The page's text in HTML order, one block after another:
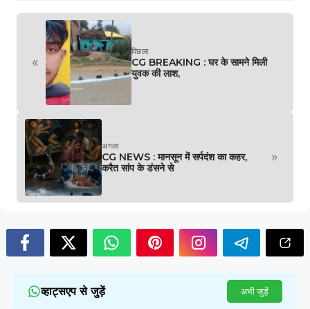
«
पिछला
CG BREAKING : घर के सामने मिली
युवक की लाश,
अगला
CG NEWS : मानसून में सर्पदंश का कहर,
करैत सांप के डंसने से
»
व्हाट्सएप से जुड़ें अभी जुड़ें